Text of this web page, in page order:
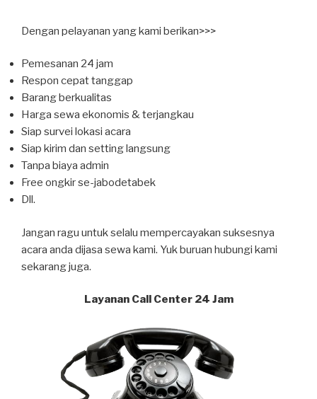
Dengan pelayanan yang kami berikan>>>
Pemesanan 24 jam
Respon cepat tanggap
Barang berkualitas
Harga sewa ekonomis & terjangkau
Siap survei lokasi acara
Siap kirim dan setting langsung
Tanpa biaya admin
Free ongkir se-jabodetabek
Dll.
Jangan ragu untuk selalu mempercayakan suksesnya
acara anda dijasa sewa kami. Yuk buruan hubungi kami
sekarang juga.
Layanan Call Center 24 Jam